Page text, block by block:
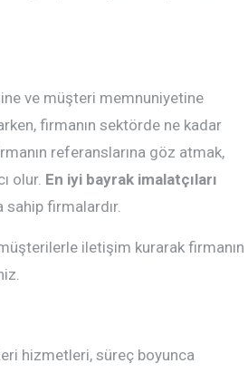
ve müşteri memnuniyetine
firmanın sektörde ne kadar
referanslarına göz atmak,
olur. En iyi bayrak imalatçıları
sahip firmalardır.
iletişim kurarak firmanın
hizmetleri, süreç boyunca